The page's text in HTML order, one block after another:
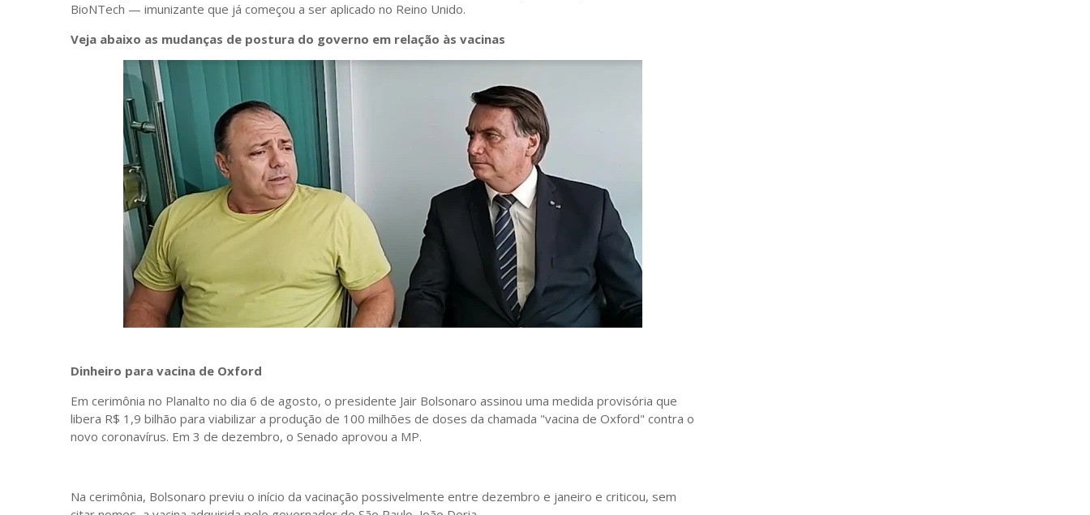
BioNTech — imunizante que já começou a ser aplicado no Reino Unido.
Veja abaixo as mudanças de postura do governo em relação às vacinas
Dinheiro para vacina de Oxford
Em cerimônia no Planalto no dia 6 de agosto, o presidente Jair Bolsonaro assinou uma medida provisória que
libera R$ 1,9 bilhão para viabilizar a produção de 100 milhões de doses da chamada "vacina de Oxford" contra o
novo coronavírus. Em 3 de dezembro, o Senado aprovou a MP.
Na cerimônia, Bolsonaro previu o início da vacinação possivelmente entre dezembro e janeiro e criticou, sem